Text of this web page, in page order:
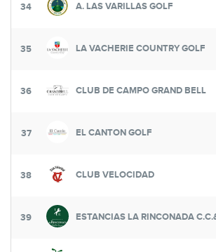
34 A. LAS VARILLAS GOLF
35 LA VACHERIE COUNTRY GOLF
36 CLUB DE CAMPO GRAND BELL
37 EL CANTON GOLF
38 CLUB VELOCIDAD
39 ESTANCIAS LA RINCONADA